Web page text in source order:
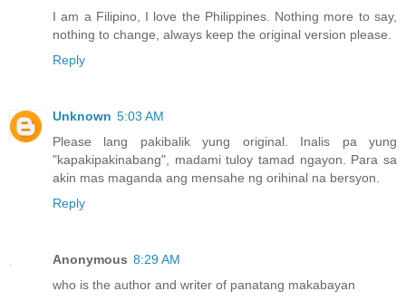
I am a Filipino, I love the Philippines. Nothing more to say,
nothing to change, always keep the original version please.
Reply
Unknown 5:03 AM
Please lang pakibalik yung original. Inalis pa yung
"kapakipakinabang", madami tuloy tamad ngayon. Para sa
akin mas maganda ang mensahe ng orihinal na bersyon.
Reply
Anonymous 8:29 AM
who is the author and writer of panatang makabayan